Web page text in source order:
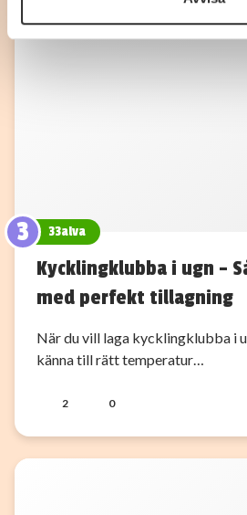
annons- och analysföretag som vi
3 33alva
Kycklingklubba i ugn –
med perfekt tillagning
När du vill laga kycklingklubba i
känna till rätt temperatur…
2 0